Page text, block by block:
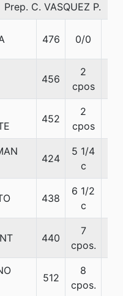
Prep. C. VASQUEZ P.
476 0/0
456
2
cpos
452
2
cpos
424
5 1/4
c
438
6 1/2
c
440
7
cpos.
512
8
cpos.